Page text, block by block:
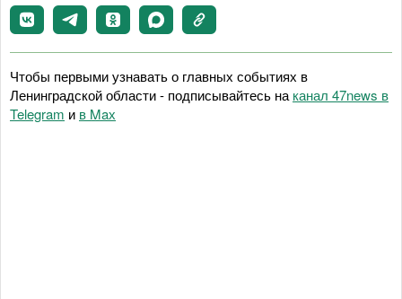
Чтобы первыми узнавать о главных событиях в
Ленинградской области - подписывайтесь на канал 47news в
Telegram и в Maх